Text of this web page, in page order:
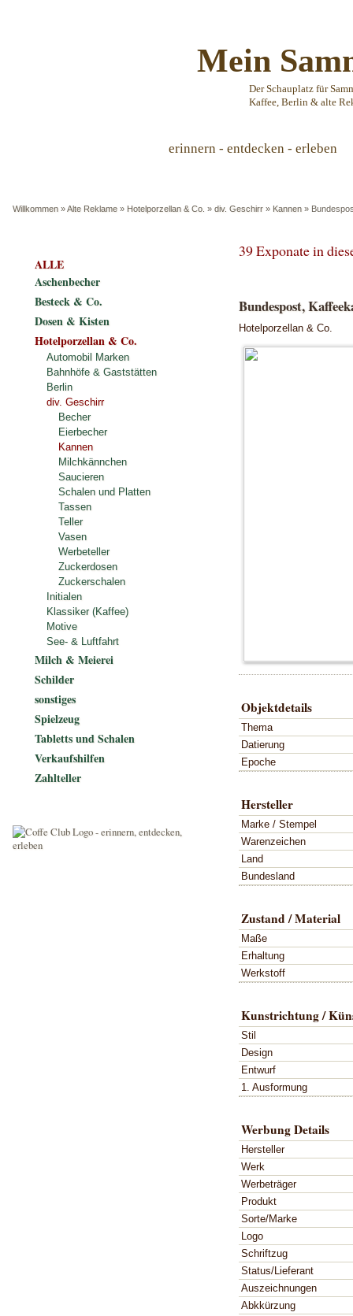
Mein
Der Schauplatz für
Kaffee, Berlin & alte
erinnern - entdecken - erleben
Willkommen »Alte Reklame » Hotelporzellan & Co. » div. Geschirr » Kannen »
39 Exponate in
Bundespost,
Hotelporzellan & Co.
Objektdetails
Thema
Datierung
Epoche
Hersteller
Marke / Stempel
Warenzeichen
Land
Bundesland
Zustand / Material
Maße
Erhaltung
Werkstoff
Kunstrichtung /
Stil
Design
Entwurf
1. Ausformung
Werbung Details
Hersteller
Werk
Werbeträger
Produkt
Sorte/Marke
Logo
Schriftzug
Status/Lieferant
Auszeichnungen
Abkkürzung
ALLE
Aschenbecher
Besteck & Co.
Dosen & Kisten
Hotelporzellan & Co.
Automobil Marken
Bahnhöfe & Gaststätten
Berlin
div. Geschirr
Becher
Eierbecher
Kannen
Milchkännchen
Saucieren
Schalen und Platten
Tassen
Teller
Vasen
Werbeteller
Zuckerdosen
Zuckerschalen
Initialen
Klassiker (Kaffee)
Motive
See- & Luftfahrt
Milch & Meierei
Schilder
sonstiges
Spielzeug
Tabletts und Schalen
Verkaufshilfen
Zahlteller